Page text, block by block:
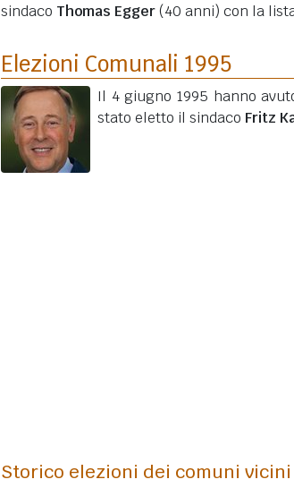
sindaco Thomas Egger(40 anni) con la
Elezioni Comunali 1995
Il 4 giugno 1995 hanno
stato eletto il sindaco Fritz
Storico elezioni dei comuni vicini